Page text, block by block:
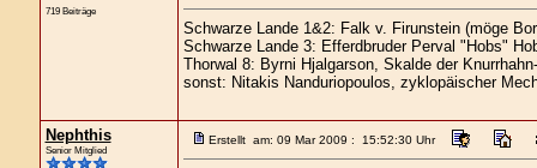
719 Beiträge
Schwarze Lande 1&2: Falk v. Firunstein (möge
Schwarze Lande 3: Efferdbruder Perval "Hobs"
Thorwal 8: Byrni Hjalgarson, Skalde der
sonst: Nitakis Nanduriopoulos, zyklopäischer
Nephthis
Senior Mitglied
Erstellt am: 09 Mar 2009 : 15:52:30 Uhr